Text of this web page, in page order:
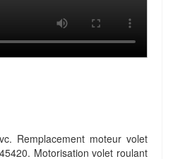
Remplacement moteur volet
Motorisation volet roulant